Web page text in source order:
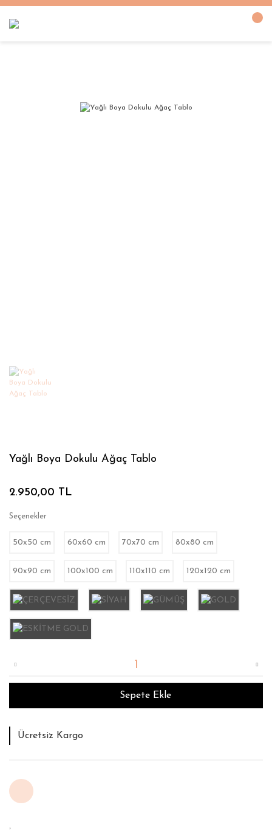
Yağlı Boya Dokulu Ağaç Tablo
2.950,00 TL
Seçenekler
50x50 cm 60x60 cm 70x70 cm 80x80 cm
90x90 cm 100x100 cm 110x110 cm 120x120 cm
Sepete Ekle
Tahmini Teslim Süresi : 12 İş Günü
Ücretsiz Kargo